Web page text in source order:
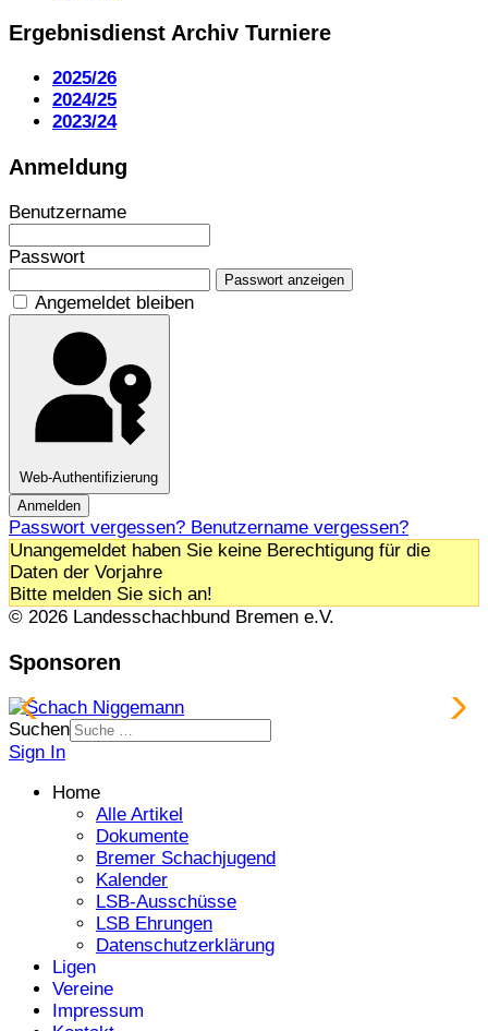
Ergebnisdienst Archiv Turniere
2025/26
2024/25
2023/24
Anmeldung
Benutzername
Passwort
Passwort anzeigen
Angemeldet bleiben
Web-Authentifizierung
Anmelden
Passwort vergessen? Benutzername vergessen?
Unangemeldet haben Sie keine Berechtigung für die
Daten der Vorjahre
Bitte melden Sie sich an!
© 2026 Landesschachbund Bremen e.V.
Sponsoren
Suchen
Sign In
Home
Alle Artikel
Dokumente
Bremer Schachjugend
Kalender
LSB-Ausschüsse
LSB Ehrungen
Datenschutzerklärung
Ligen
Vereine
Impressum